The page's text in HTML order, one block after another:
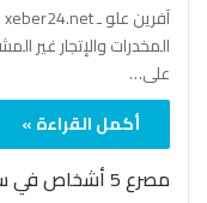
المخدرات والإتجار غير
على…
أكمل القراءة »
مصرع 5 أشخاص في سوريا بحوادث منفصلة خلال يوم واحد